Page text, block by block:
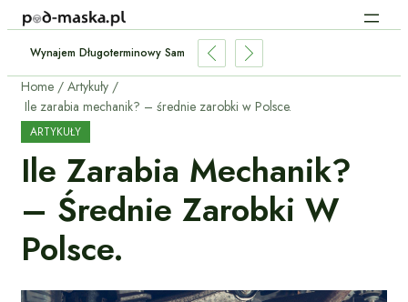
Serwisową Używanego Samochodu W ASO?
Home
Artykuły
Ile zarabia mechanik? – średnie zarobki w Polsce.
ARTYKUŁY
Ile Zarabia Mechanik?
– Średnie Zarobki W
Polsce.